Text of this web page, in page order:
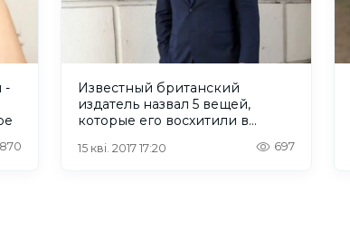
-
870
Известный британский
издатель назвал 5 вещей,
которые его восхитили в
15 кві. 2017 17:20 697